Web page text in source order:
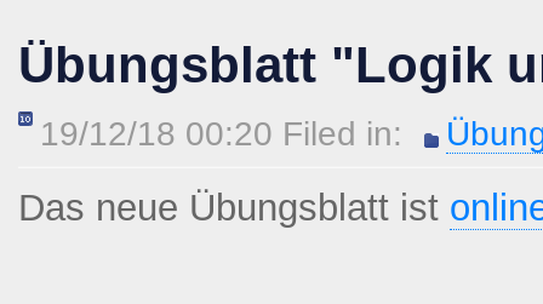
Übungsblatt "Logik
19/12/18 00:20 Filed in:
Das neue Übungsblatt ist